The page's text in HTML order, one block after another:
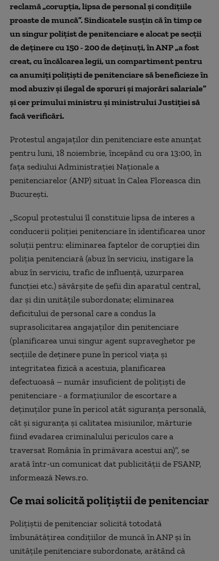
reclamă „corupţia, lipsa de personal şi condiţiile
proaste de muncă”. Sindicatele susţin că în timp ce
un singur poliţist de penitenciare e alocat pe secţii
de deţinere cu 150 - 200 de deţinuţi, în ANP „a fost
creat, cu încălcarea legii, un compartiment pentru
ca anumiţi poliţişti de penitenciare să beneficieze în
mod abuziv şi ilegal de sporuri şi majorări salariale”
şi cer primului ministru şi ministrului Justiţiei să
facă verificări.
Protestul angajaţilor din penitenciare este anunţat
pentru luni, 18 noiembrie, începând cu ora 13:00, în
faţa sediului Administraţiei Naţionale a
penitenciarelor (ANP) situat în Calea Floreasca din
Bucureşti.
„Scopul protestului îl constituie lipsa de interes a
conducerii poliţiei penitenciare în identificarea unor
soluţii pentru: eliminarea faptelor de corupţiei din
poliţia penitenciară (abuz în serviciu, instigare la
abuz în serviciu, trafic de influenţă, uzurparea
funcţiei etc.) săvârşite de şefii din aparatul central,
dar şi din unităţile subordonate; eliminarea
deficitului de personal care a condus la
suprasolicitarea angajaţilor din penitenciare
(planificarea unui singur agent supraveghetor pe
secţiile de deţinere pune în pericol viaţa şi
integritatea fizică a acestuia, planificarea
defectuoasă – număr insuficient de poliţişti de
penitenciare - a formaţiunilor de escortare a
deţinuţilor pune în pericol atât siguranţa personală,
cât şi siguranţa şi calitatea misiunilor, mărturie
fiind evadarea criminalului periculos care a
traversat România în primăvara acestui an)”, se
arată într-un comunicat dat publicităţii de FSANP,
informează News.ro.
Ce mai solicită polițiștii de penitenciar
Poliţiştii de penitenciar solicită totodată
îmbunătăţirea condiţiilor de muncă în ANP şi în
unităţile penitenciare subordonate, arătând că